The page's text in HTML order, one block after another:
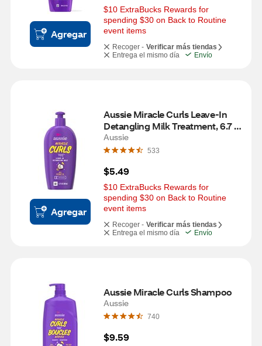
Agregar
$10 ExtraBucks Rewards for
spending $30 on Back to Routine
event items
Recoger - Verificar más tiendas
Entrega el mismo día
Envío
Agregar
Aussie Miracle Curls Leave-In
Detangling Milk Treatment, 6.7
OZ
Aussie
533
$5.49
$10 ExtraBucks Rewards for
spending $30 on Back to Routine
event items
Recoger - Verificar más tiendas
Entrega el mismo día
Envío
Aussie Miracle Curls Shampoo
Aussie
740
$9.59